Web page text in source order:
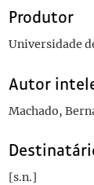
Produtor
Universidade
Autor
Machado,
[s.n.]